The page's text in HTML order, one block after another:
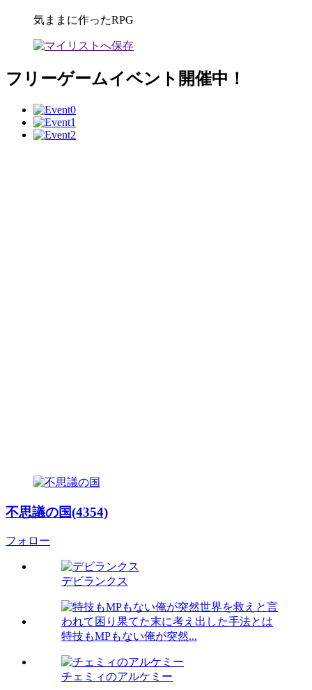
気ままに作ったRPG
フリーゲームイベント開催中！
不思議の国(4354)
フォロー
デビランクス
特技もMPもない俺が突然...
チェミィのアルケミー